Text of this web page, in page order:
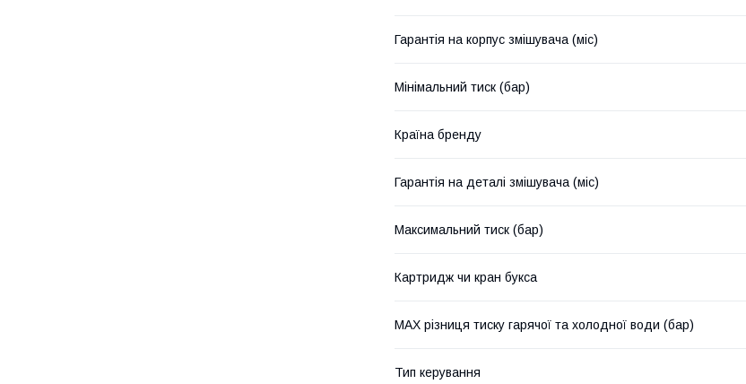
Гарантія на корпус змішувача (міс)
Мінімальний тиск (бар)
Країна бренду
Гарантія на деталі змішувача (міс)
Максимальний тиск (бар)
Картридж чи кран букса
MAX різниця тиску гарячої та холодної води (бар)
Тип керування